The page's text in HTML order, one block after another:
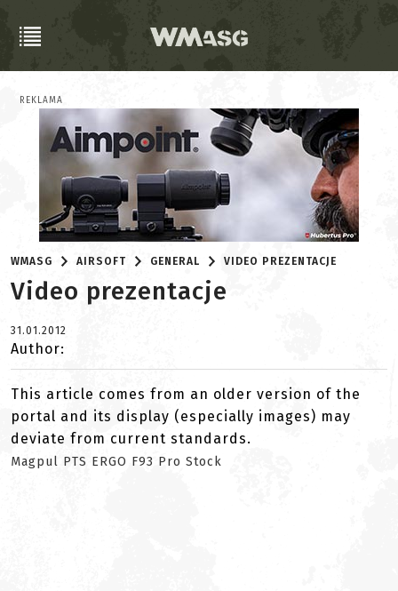
REKLAMA
WMASG AIRSOFT GENERAL VIDEO PREZENTACJE
Video prezentacje
31.01.2012
Author:
This article comes from an older version of the
portal and its display (especially images) may
deviate from current standards.
Magpul PTS ERGO F93 Pro Stock